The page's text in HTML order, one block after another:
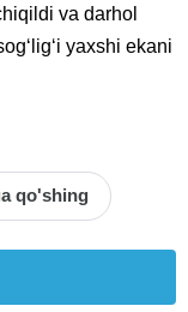
va darhol
yaxshi ekani
qo'shing